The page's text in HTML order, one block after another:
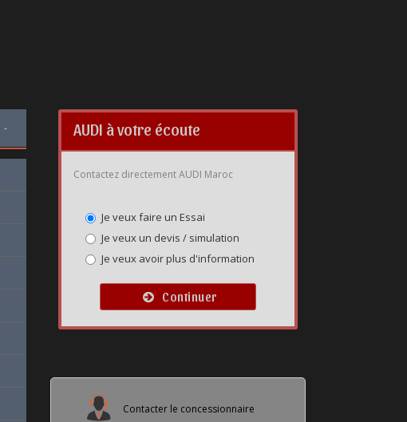
- AUDI à votre écoute
Contactez directement AUDI Maroc
Je veux faire un Essai
Je veux un devis / simulation
Je veux avoir plus d'information
Continuer
Contacter le concessionnaire